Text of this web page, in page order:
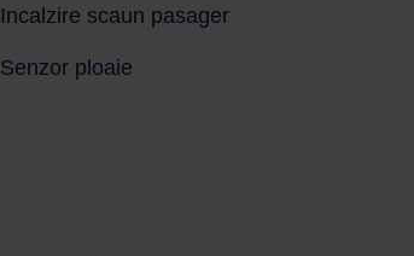
Incalzire scaun pasager
Senzor ploaie